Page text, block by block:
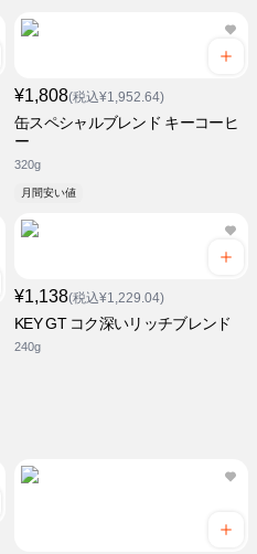
¥1,808(税込¥1,952.64)
缶スペシャルブレンド キーコーヒ
ー
320g
月間安い値
¥1,138(税込¥1,229.04)
KEY GT コク深いリッチブレンド
240g